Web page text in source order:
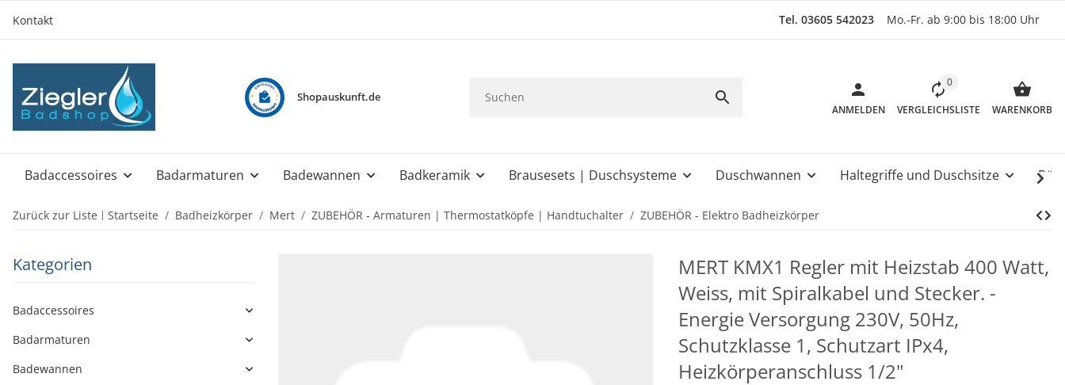
Kontakt Tel. 03605 542023 Mo.-Fr. ab 9:00 bis 18:00 Uhr
Shopauskunft.de
ANMELDEN
0
VERGLEICHSLISTE WARENKORB
Badaccessoires Badarmaturen Badewannen Badkeramik Brausesets | Duschsysteme Duschwannen Haltegriffe und Duschsitze
Zurück zur Liste Startseite Badheizkörper Mert ZUBEHÖR - Armaturen | Thermostatköpfe | Handtuchalter ZUBEHÖR - Elektro Badheizkörper
MERT KMX1 Regler mit Heizstab 400 Watt,
Weiss, mit Spiralkabel und Stecker. -
Energie Versorgung 230V, 50Hz,
Schutzklasse 1, Schutzart IPx4,
Heizkörperanschluss 1/2"
Kategorien
Badaccessoires
Badarmaturen
Badewannen